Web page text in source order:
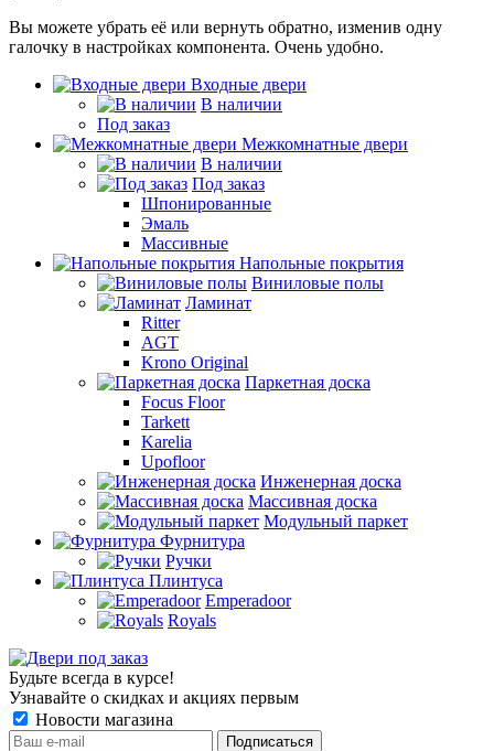
Вы можете убрать её или вернуть обратно, изменив одну
галочку в настройках компонента. Очень удобно.
Входные двери
В наличии
Под заказ
Межкомнатные двери
В наличии
Под заказ
Шпонированные
Эмаль
Массивные
Напольные покрытия
Виниловые полы
Ламинат
Ritter
AGT
Krono Original
Паркетная доска
Focus Floor
Tarkett
Karelia
Upofloor
Инженерная доска
Массивная доска
Модульный паркет
Фурнитура
Ручки
Плинтуса
Emperadoor
Royals
Будьте всегда в курсе!
Узнавайте о скидках и акциях первым
Новости магазина